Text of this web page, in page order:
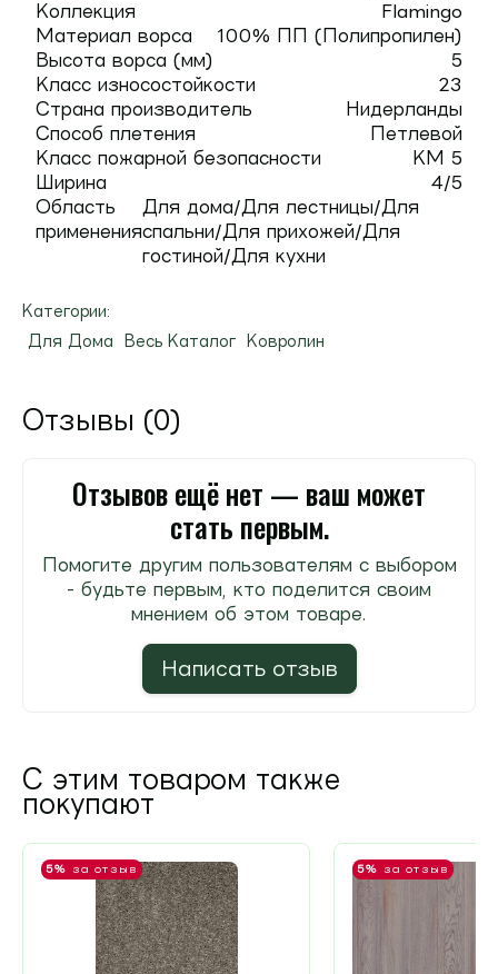
Коллекция
Flamingo
Материал ворса
100% ПП (Полипропилен)
Высота ворса (мм)
5
Класс износостойкости
23
Страна производитель
Нидерланды
Способ плетения
Петлевой
Класс пожарной безопасности
КМ 5
Ширина
4/5
Область
применения
Для дома/Для лестницы/Для
спальни/Для прихожей/Для
гостиной/Для кухни
Категории:
Для Дома
Весь Каталог Ковролин
Отзывы (0)
Отзывов ещё нет — ваш может
стать первым.
Помогите другим пользователям с выбором
- будьте первым, кто поделится своим
мнением об этом товаре.
Написать отзыв
С этим товаром также
покупают
5% за отзыв 5% за отзыв